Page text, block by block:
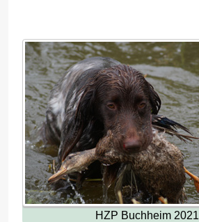
HZP Buchheim 2021